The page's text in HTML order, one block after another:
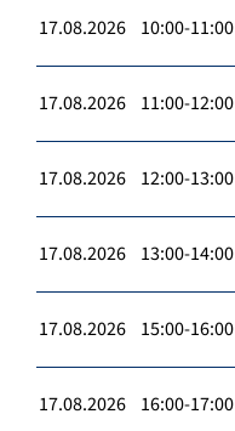
17.08.2026 10:00-11:00
17.08.2026 11:00-12:00
17.08.2026 12:00-13:00
17.08.2026 13:00-14:00
17.08.2026 15:00-16:00
17.08.2026 16:00-17:00